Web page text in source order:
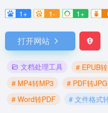
1+
1- 1+
打开网站
文档处理工具 # EPUB
# MP4转MP3
# PDF转JPG
# Word转PDF
# 文件格式